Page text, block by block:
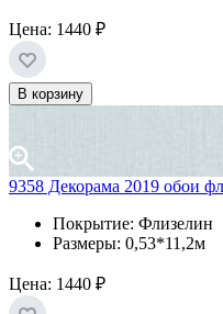
Цена: 1440 ₽
В корзину
9358 Декорама 2019 обои
Покрытие: Флизелин
Размеры: 0,53*11,2м
Цена: 1440 ₽